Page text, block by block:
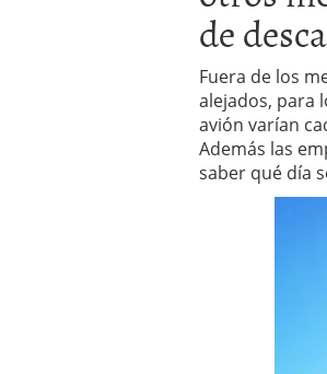
de
Fuera de los
alejados, para
avión varían
Además las
saber qué día